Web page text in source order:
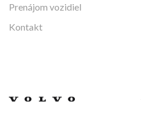
Prenájom vozidiel
Kontakt